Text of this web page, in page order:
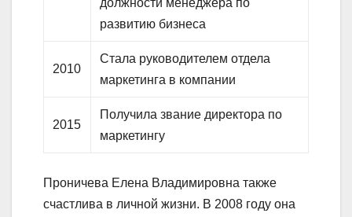
развитию бизнеса
2010
Стала руководителем отдела
маркетинга в компании
2015
Получила звание директора по
маркетингу
Проничева Елена Владимировна также
счастлива в личной жизни. В 2008 году она